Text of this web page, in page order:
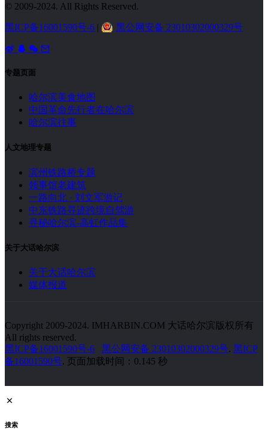
© 2009-2024. All Rights Reserved.
黑ICP备16001590号-6 | 黑公网安备 23010302000329号
专题页面
哈尔滨美食地图
中国革命先行者在哈尔滨
哈尔滨往事
人文地理专题
滨州铁路桥专题
领事馆老建筑
一路向北 · 刘文军游记
中东铁路寻迹跨境自驾游
寻秘哈尔滨-高虹作品集
关于大话哈尔滨
关于大话哈尔滨
媒体报道
Copyright 2009-2024. IMHARBIN.COM 大话哈尔滨版权所有
All rights reserved.
黑ICP备16001590号-6
黑公网安备 23010302000329号. 黑ICP
备16001590号. 页面加载时间：0.145 秒
搜索